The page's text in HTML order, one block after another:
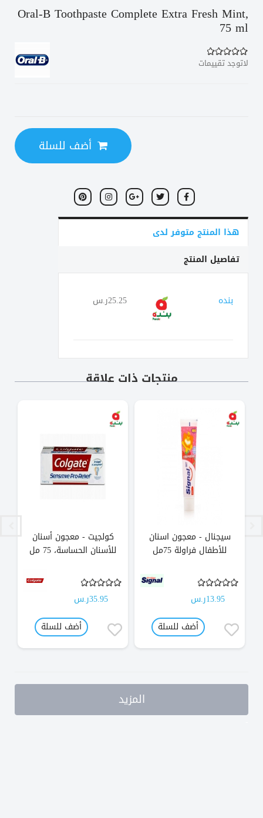
Oral-B Toothpaste Complete Extra Fresh Mint,
75 ml
لاتوجد تقييمات
أضف للسلة
هذا المنتج متوفر لدى
تفاصيل المنتج
بنده 25.25ر.س
منتجات ذات علاقة
سيجنال - معجون اسنان
للأطفال فراولة 75مل
13.95ر.س
أضف للسلة
كولجيت - معجون أسنان
للأسنان الحساسة، 75 مل
35.95ر.س
أضف للسلة
المزيد